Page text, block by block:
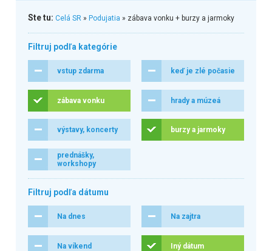
Ste tu: Celá SR» Podujatia » zábava vonku + burzy a jarmoky
Filtruj podľa kategórie
vstup zdarma keď je zlé počasie
zábava vonku hrady a múzeá
výstavy, koncerty burzy a jarmoky
prednášky,
workshopy
Filtruj podľa dátumu
Na dnes Na zajtra
Na víkend Iný dátum